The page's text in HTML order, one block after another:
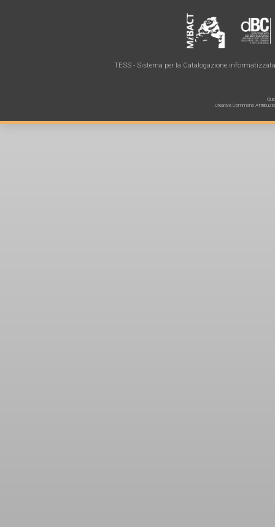
TESS - Sistema per la Catalogazione
Creative Commons